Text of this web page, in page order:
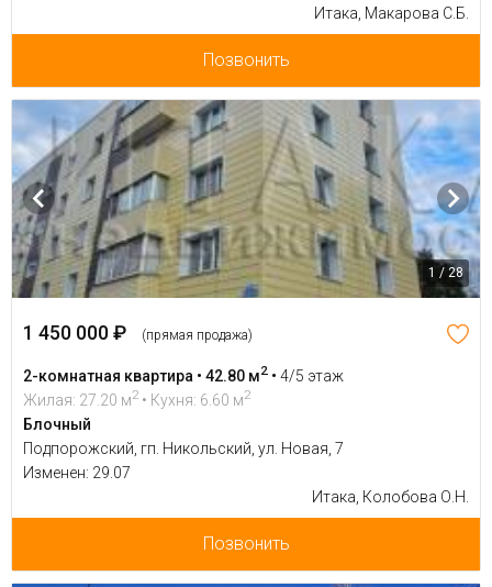
Итака, Макарова С.Б.
Позвонить
1 / 28
1 450 000 ₽ (прямая продажа)
2-комнатная квартира • 42.80 м2 • 4/5 этаж
Жилая: 27.20 м2 • Кухня: 6.60 м2
Блочный
Подпорожский, гп. Никольский, ул. Новая, 7
Изменен: 29.07
Итака, Колобова О.Н.
Позвонить